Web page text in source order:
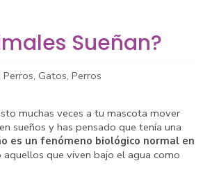
Sueñan?
Perros, Gatos, Perros
muchas veces a tu mascota mover
sueños y has pensado que tenía una
es un fenómeno biológico normal en
aquellos que viven bajo el agua como